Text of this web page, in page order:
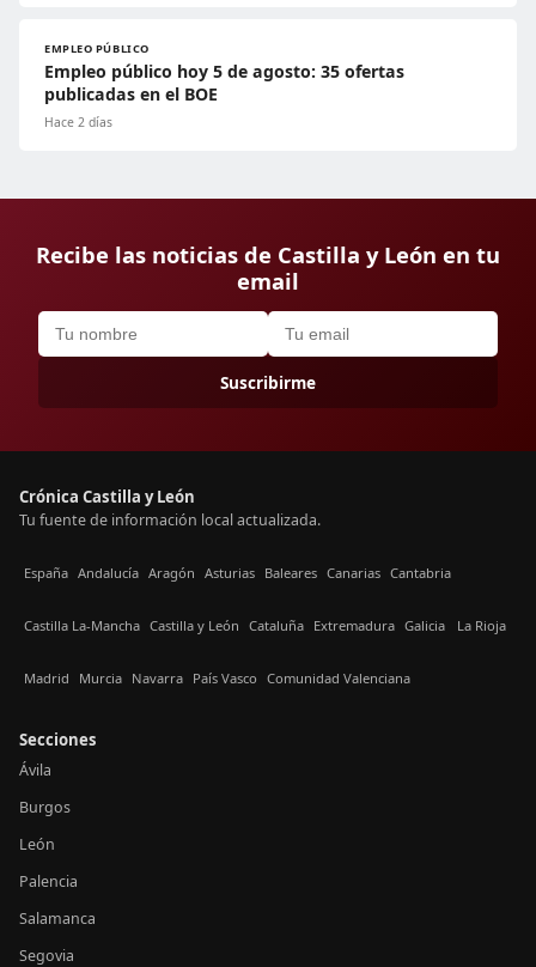
EMPLEO PÚBLICO
Empleo público hoy 5 de agosto: 35 ofertas
publicadas en el BOE
Hace 2 días
Recibe las noticias de Castilla y León en tu
email
Suscribirme
Crónica Castilla y León
Tu fuente de información local actualizada.
España Andalucía Aragón Asturias Baleares Canarias Cantabria
Castilla La-Mancha Castilla y León Cataluña Extremadura Galicia La Rioja
Madrid Murcia Navarra País Vasco Comunidad Valenciana
Secciones
Ávila
Burgos
León
Palencia
Salamanca
Segovia